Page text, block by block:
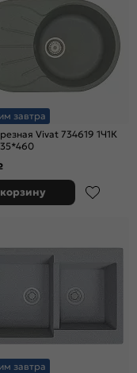
завтра
Vivat 734619 1Ч1К
завтра